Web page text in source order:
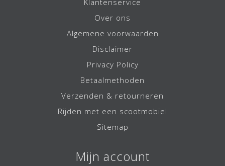
Klantenservice
Over ons
Algemene voorwaarden
Disclaimer
Privacy Policy
Betaalmethoden
Verzenden & retourneren
Rijden met een scootmobiel
Sitemap
Mijn account